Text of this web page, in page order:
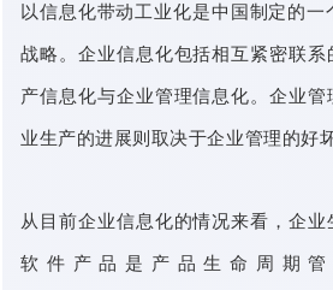
以信息化带动工业化是中国制定的一
战略。企业信息化包括相互紧密联系
产信息化与企业管理信息化。企业
业生产的进展则取决于企业管理的好坏
从目前企业信息化的情况来看，企
软件产品是产品生命周期管